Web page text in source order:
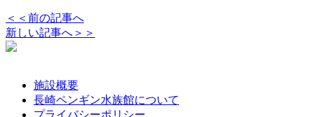
＜＜前の記事へ
新しい記事へ＞＞
施設概要
長崎ペンギン水族館について
プライバシーポリシー